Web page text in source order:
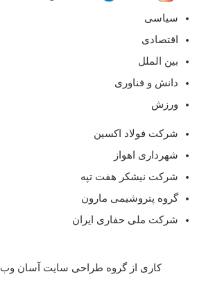
سیاسی
اقتصادی
بین الملل
دانش و فناوری
ورزش
شرکت فولاد اکسین
شهرداری اهواز
شرکت نیشکر هفت تپه
گروه پتروشیمی مارون
شرکت ملی حفاری ایران
کاری از گروه طراحی سایت آسان وب